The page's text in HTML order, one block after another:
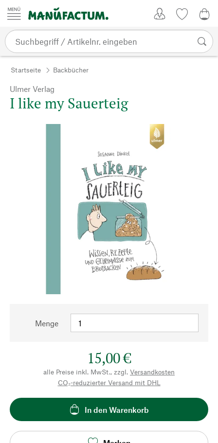
Zum Inhalt springen
Startseite Backbücher
Ulmer Verlag
I like my Sauerteig
Menge
15,00 €
alle Preise inkl. MwSt., zzgl. Versandkosten
CO₂-reduzierter Versand mit DHL
In den Warenkorb